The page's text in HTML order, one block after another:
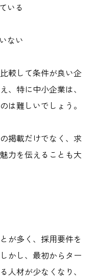
いる
ない
較して条件が良い企
、特に中小企業は、
は難しいでしょう。
掲載だけでなく、求
力を伝えることも大
が多く、採用要件を
かし、最初からター
人材が少なくなり、